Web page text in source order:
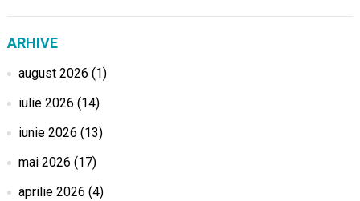
ARHIVE
august 2026 (1)
iulie 2026 (14)
iunie 2026 (13)
mai 2026 (17)
aprilie 2026 (4)